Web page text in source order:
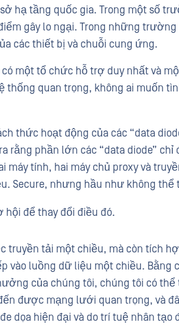
hạ tầng quốc gia. Trong một số
gây lo ngại. Trong những
các thiết bị và chuỗi cung ứng.
một tổ chức hỗ trợ duy nhất và
thống quan trọng, không ai muốn
thức hoạt động của các “data
rằng phần lớn các “data diode”
máy tính, hai máy chủ proxy và
Secure, nhưng hầu như không thể
hội để thay đổi điều đó.
truyền tải một chiều, mà còn tích
vào luồng dữ liệu một chiều. Bằng
của chúng tôi, chúng tôi có thể
được mạng lưới quan trọng, và
dọa hiện đại và do trí tuệ nhân tạo